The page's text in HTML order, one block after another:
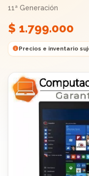
11ª Generación
$ 1.799.000
Precios e inventario